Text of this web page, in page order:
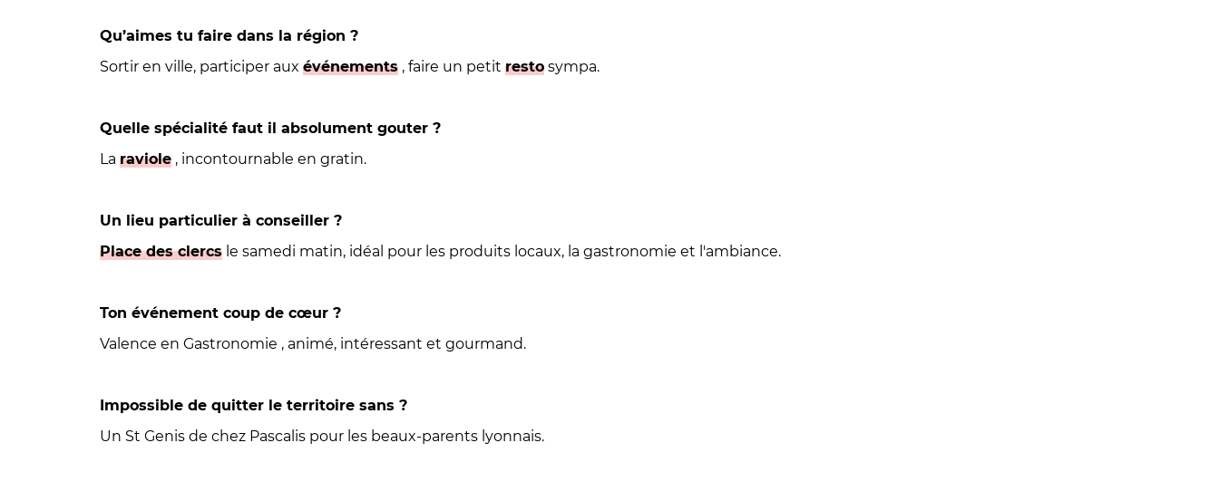
Qu’aimes tu faire dans la région ?
Sortir en ville, participer aux événements, faire un petit restosympa.
Quelle spécialité faut il absolument gouter ?
La raviole, incontournable en gratin.
Un lieu particulier à conseiller ?
Place des clercsle samedi matin, idéal pour les produits locaux, la gastronomie et l'ambiance.
Ton événement coup de cœur ?
Valence en Gastronomie , animé, intéressant et gourmand.
Impossible de quitter le territoire sans ?
Un St Genis de chez Pascalispour les beaux-parents lyonnais.